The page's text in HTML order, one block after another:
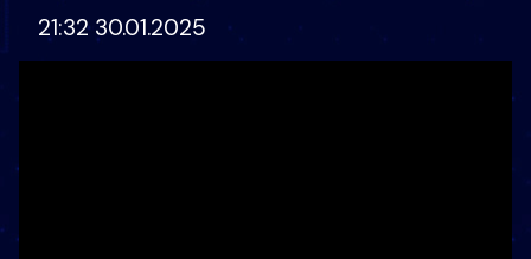
21:32 30.01.2025